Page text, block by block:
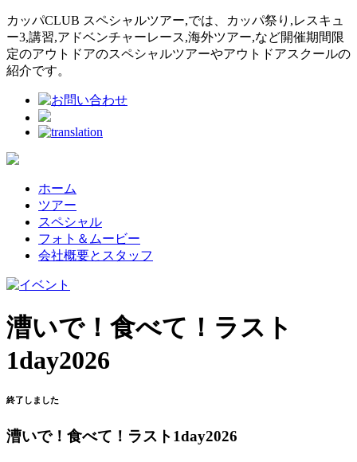
カッパCLUB スペシャルツアー,では、カッパ祭り,レスキュ
ー3,講習,アドベンチャーレース,海外ツアー,など開催期間限
定のアウトドアのスペシャルツアーやアウトドアスクールの
紹介です。
ホーム
ツアー
スペシャル
フォト＆ムービー
会社概要とスタッフ
漕いで！食べて！ラスト
1day2026
終了しました
漕いで！食べて！ラスト1day2026